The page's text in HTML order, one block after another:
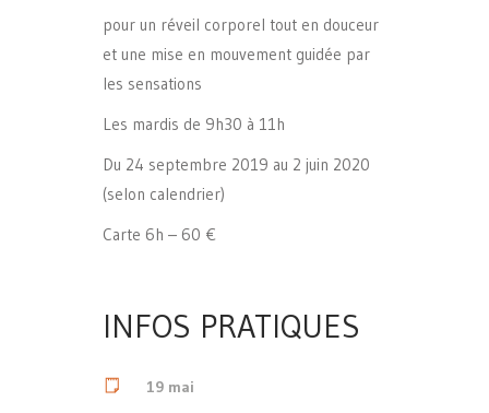
pour un réveil corporel tout en douceur
et une mise en mouvement guidée par
les sensations
Les mardis de 9h30 à 11h
Du 24 septembre 2019 au 2 juin 2020
(selon calendrier)
Carte 6h – 60 €
INFOS PRATIQUES
19 mai